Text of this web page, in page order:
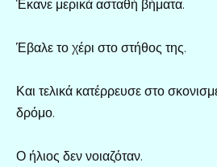
Έκανε μερικά ασταθή βήματα.
Έβαλε το χέρι στο στήθος της.
Και τελικά κατέρρευσε στο
δρόμο.
Ο ήλιος δεν νοιαζόταν.